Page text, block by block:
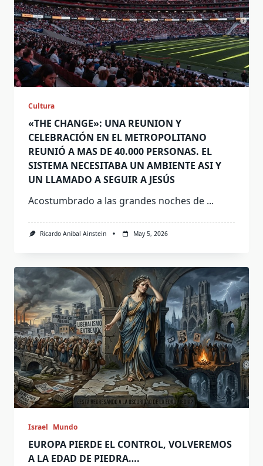
Cultura
«THE CHANGE»: UNA REUNION Y
CELEBRACIÓN EN EL METROPOLITANO
REUNIÓ A MAS DE 40.000 PERSONAS. EL
SISTEMA NECESITABA UN AMBIENTE ASI Y
UN LLAMADO A SEGUIR A JESÚS
Acostumbrado a las grandes noches de ...
Ricardo Anibal Ainstein May 5, 2026
Israel Mundo
EUROPA PIERDE EL CONTROL, VOLVEREMOS
A LA EDAD DE PIEDRA….